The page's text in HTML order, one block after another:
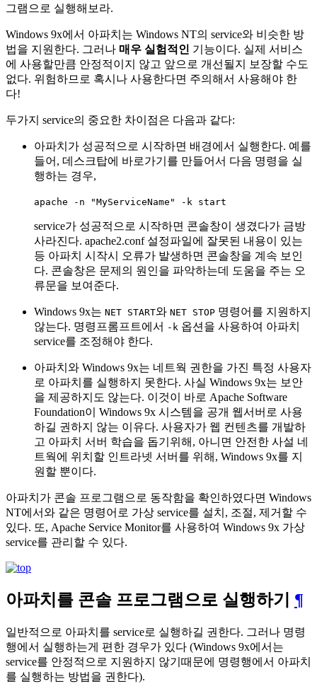
그램으로 실행해보라.
Windows 9x에서 아파치는 Windows NT의 service와 비슷한 방
법을 지원한다. 그러나 매우 실험적인 기능이다. 실제 서비스
에 사용할만큼 안정적이지 않고 앞으로 개선될지 보장할 수도
없다. 위험하므로 혹시나 사용한다면 주의해서 사용해야 한
다!
두가지 service의 중요한 차이점은 다음과 같다:
아파치가 성공적으로 시작하면 배경에서 실행한다. 예를
들어, 데스크탑에 바로가기를 만들어서 다음 명령을 실
행하는 경우,
apache -n "MyServiceName" -k start
service가 성공적으로 시작하면 콘솔창이 생겼다가 금방
사라진다. apache2.conf 설정파일에 잘못된 내용이 있는
등 아파치 시작시 오류가 발생하면 콘솔창을 계속 보인
다. 콘솔창은 문제의 원인을 파악하는데 도움을 주는 오
류문을 보여준다.
Windows 9x는 NET START와 NET STOP 명령어를 지원하지
않는다. 명령프롬프트에서 -k 옵션을 사용하여 아파치
service를 조정해야 한다.
아파치와 Windows 9x는 네트웍 권한을 가진 특정 사용자
로 아파치를 실행하지 못한다. 사실 Windows 9x는 보안
을 제공하지도 않는다. 이것이 바로 Apache Software
Foundation이 Windows 9x 시스템을 공개 웹서버로 사용
하길 권하지 않는 이유다. 사용자가 웹 컨텐츠를 개발하
고 아파치 서버 학습을 돕기위해, 아니면 안전한 사설 네
트웍에 위치할 인트라넷 서버를 위해, Windows 9x를 지
원할 뿐이다.
아파치가 콘솔 프로그램으로 동작함을 확인하였다면 Windows
NT에서와 같은 명령어로 가상 service를 설치, 조절, 제거할 수
있다. 또, Apache Service Monitor를 사용하여 Windows 9x 가상
service를 관리할 수 있다.
아파치를 콘솔 프로그램으로 실행하기 ¶
일반적으로 아파치를 service로 실행하길 권한다. 그러나 명령
행에서 실행하는게 편한 경우가 있다 (Windows 9x에서는
service를 안정적으로 지원하지 않기때문에 명령행에서 아파치
를 실행하는 방법을 권한다).